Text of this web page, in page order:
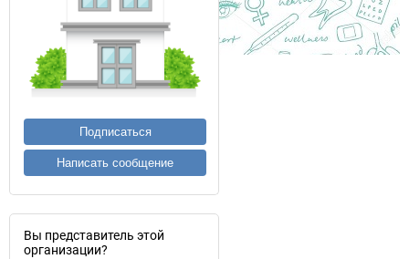
Подписаться
Написать сообщение
Вы представитель этой
организации?